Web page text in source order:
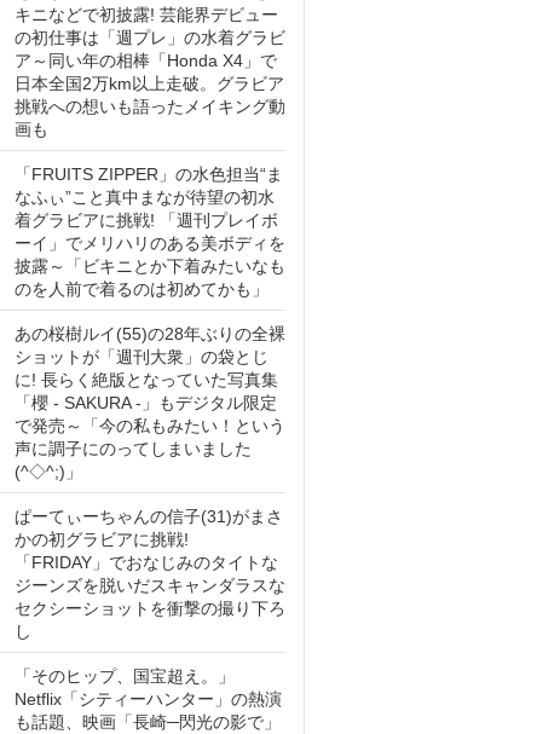
キニなどで初披露! 芸能界デビュー
の初仕事は「週プレ」の水着グラビ
ア～同い年の相棒「Honda X4」で
日本全国2万km以上走破。グラビア
挑戦への想いも語ったメイキング動
画も
「FRUITS ZIPPER」の水色担当“ま
なふぃ”こと真中まなが待望の初水
着グラビアに挑戦! 「週刊プレイボ
ーイ」でメリハリのある美ボディを
披露～「ビキニとか下着みたいなも
のを人前で着るのは初めてかも」
あの桜樹ルイ(55)の28年ぶりの全裸
ショットが「週刊大衆」の袋とじ
に! 長らく絶版となっていた写真集
「櫻 - SAKURA -」もデジタル限定
で発売～「今の私もみたい！という
声に調子にのってしまいました
(^◇^;)」
ぱーてぃーちゃんの信子(31)がまさ
かの初グラビアに挑戦!
「FRIDAY」でおなじみのタイトな
ジーンズを脱いだスキャンダラスな
セクシーショットを衝撃の撮り下ろ
し
「そのヒップ、国宝超え。」
Netflix「シティーハンター」の熱演
も話題、映画「長崎─閃光の影で」